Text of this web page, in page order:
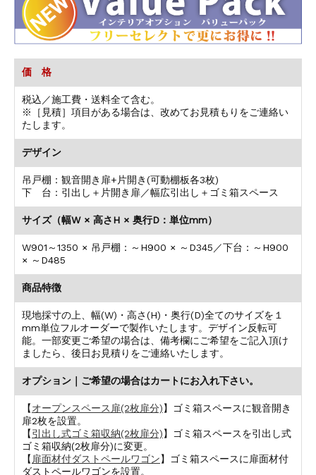
価 格
税込／施工費・送料全て含む。
※［見積］項目がある場合は、改めてお見積もりをご連絡い
たします。
デザイン
吊戸棚：観音開き扉+片開き(可動棚板各3枚)
下 台：引出し＋片開き扉／幅広引出し＋ゴミ箱スペース
サイズ（幅W × 高さH × 奥行D：単位mm）
W901～1350 × 吊戸棚：～H900 × ～D345／下台：～H900
× ～D485
商品特徴
現地採寸の上、幅(W)・高さ(H)・奥行(D)全てのサイズを１
mm単位フルオーダーで製作いたします。デザイン反転可
能。一部変更ご希望の場合は、備考欄にご希望をご記入頂け
ましたら、後日お見積りをご連絡いたします。
オプション｜ご希望の場合はカートにお入れ下さい。
【オープンスペース扉(2枚扉分)】ゴミ箱スペースに観音開き
扉2枚を設置。
【引出し式ゴミ箱収納(2枚扉分)】ゴミ箱スペースを引出し式
ゴミ箱収納(2枚扉分)に変更。
【扉面材付ダストペールワゴン】ゴミ箱スペースに扉面材付
ダストペールワゴンを設置。